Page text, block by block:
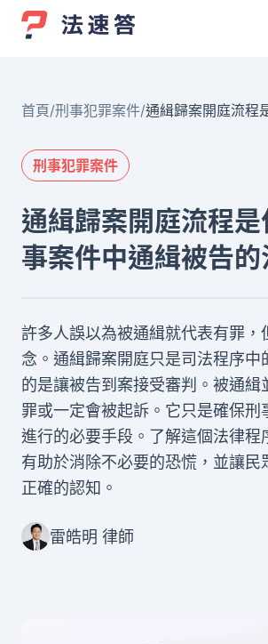
首頁/刑事犯罪案件/通緝歸案開庭流程
刑事犯罪案件
通緝歸案開庭流程是
事案件中通緝被告
許多人誤以為被通緝就代表有罪，
念。通緝歸案開庭只是司法程序中
的是讓被告到案接受審判。被通緝
罪或一定會被起訴。它只是確保刑
進行的必要手段。了解這個法律程
有助於消除不必要的恐慌，並讓民
正確的認知。
雷皓明 律師